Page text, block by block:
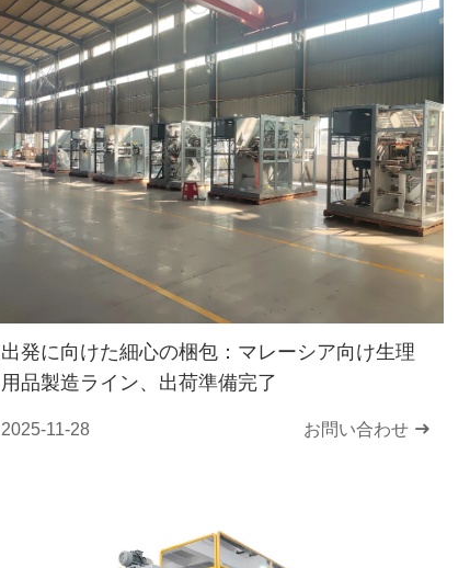
出発に向けた細心の梱包：マレーシア向け生理
用品製造ライン、出荷準備完了
2025-11-28 お問い合わせ